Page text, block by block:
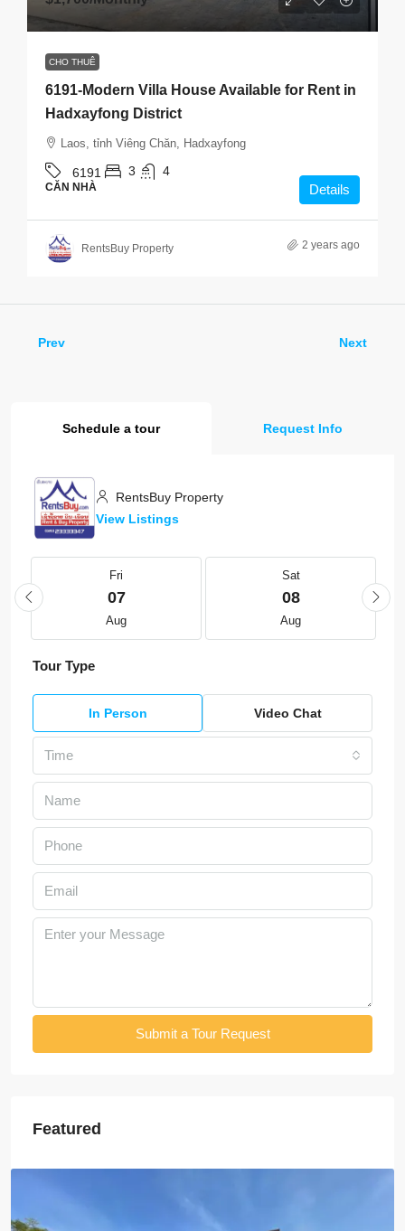
CHO THUÊ
6191-Modern Villa House Available for Rent in
Hadxayfong District
Laos, tỉnh Viêng Chăn, Hadxayfong
6191 3 4
CĂN NHÀ Details
RentsBuy Property 2 years ago
Prev Next
Schedule a tour Request Info
RentsBuy Property
View Listings
Fri
07
Aug
Sat
08
Aug
Tour Type
In Person Video Chat
Time
Submit a Tour Request
Featured
$3,500/Month
International Hospital | 5 Bedrooms, Pool & Mor